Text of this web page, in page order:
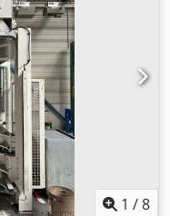
1 /8